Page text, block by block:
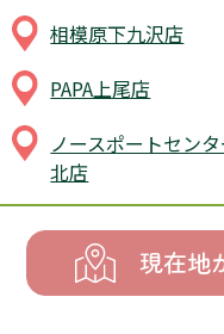
相模原下九沢店
PAPA上尾店
ノースポートセンタ
北店
現在地